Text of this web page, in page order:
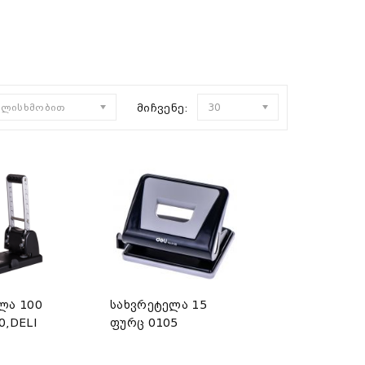
მიჩვენე: 30
100
სახვრეტელა 15
ფურც 0105